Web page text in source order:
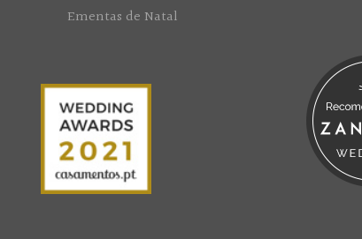
Ementas de Natal